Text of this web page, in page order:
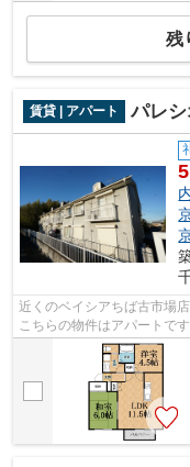
残
賃貸 | アパート パレ
近くのベイシアちば古市場
こちらの物件はアパートで
フ、明るい店内。株式会社